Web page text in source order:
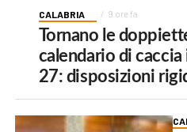
CALABRIA 9 ore fa
Tornano le
calendario di
27: disposizioni